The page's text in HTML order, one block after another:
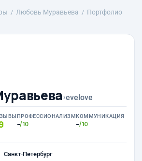
Любовь Муравьева
Портфолио
›evelove
ПРОФЕССИОНАЛИЗМ
-/10
КОММУНИКАЦИЯ
-/10
Санкт-Петербург